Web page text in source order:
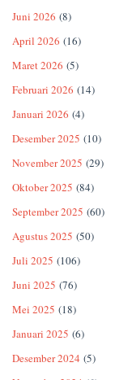
Juni 2026 (8)
April 2026 (16)
Maret 2026 (5)
Februari 2026 (14)
Januari 2026 (4)
Desember 2025 (10)
November 2025 (29)
Oktober 2025 (84)
September 2025 (60)
Agustus 2025 (50)
Juli 2025 (106)
Juni 2025 (76)
Mei 2025 (18)
Januari 2025 (6)
Desember 2024 (5)